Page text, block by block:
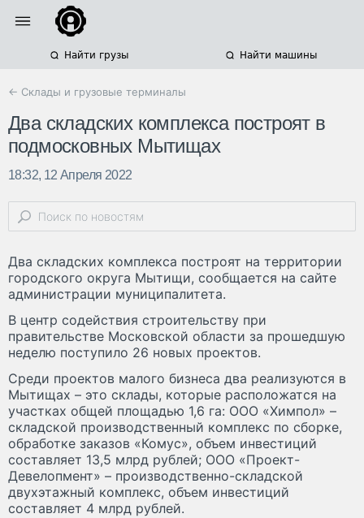
Найти грузы Найти машины
← Склады и грузовые терминалы
Два складских комплекса построят в
подмосковных Мытищах
18:32, 12 Апреля 2022
Два складских комплекса построят на территории
городского округа Мытищи, сообщается на сайте
администрации муниципалитета.
В центр содействия строительству при
правительстве Московской области за прошедшую
неделю поступило 26 новых проектов.
Среди проектов малого бизнеса два реализуются в
Мытищах – это склады, которые расположатся на
участках общей площадью 1,6 га: ООО «Химпол» –
складской производственный комплекс по сборке,
обработке заказов «Комус», объем инвестиций
составляет 13,5 млрд рублей; ООО «Проект-
Девелопмент» – производственно-складской
двухэтажный комплекс, объем инвестиций
составляет 4 млрд рублей.